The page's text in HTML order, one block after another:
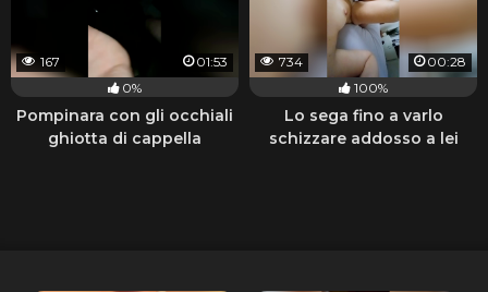
167
01:53
0%
Pompinara con gli occhiali
ghiotta di cappella
734
00:28
100%
Lo sega fino a varlo
schizzare addosso a lei